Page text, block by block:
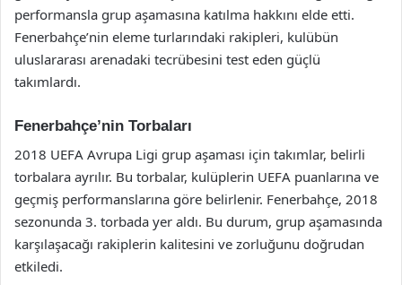
performansla grup aşamasına katılma hakkını elde etti.
Fenerbahçe’nin eleme turlarındaki rakipleri, kulübün
uluslararası arenadaki tecrübesini test eden güçlü
takımlardı.
Fenerbahçe’nin Torbaları
2018 UEFA Avrupa Ligi grup aşaması için takımlar, belirli
torbalara ayrılır. Bu torbalar, kulüplerin UEFA puanlarına ve
geçmiş performanslarına göre belirlenir. Fenerbahçe, 2018
sezonunda 3. torbada yer aldı. Bu durum, grup aşamasında
karşılaşacağı rakiplerin kalitesini ve zorluğunu doğrudan
etkiledi.